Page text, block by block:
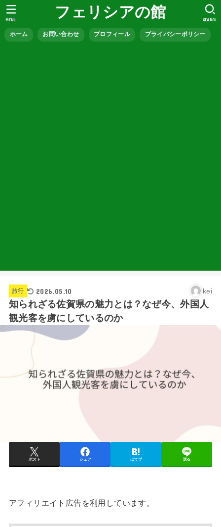
フェリシアの館
ホーム お問い合わせ プロフィール プライバシーポリシー
SEARCH
MENU
旅行 2026.05.10 kei
知られざる佐賀県の魅力とは？なぜ今、外国人
観光客を虜にしているのか
ポスト シェア はてブ 送る
アフィリエイト広告を利用しています。